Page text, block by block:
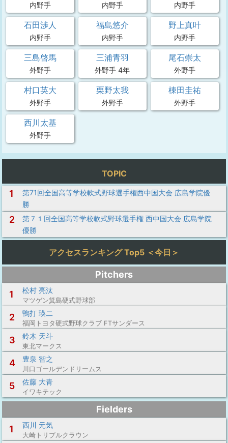
内野手 内野手 内野手
石田渉人
内野手
福島悠介
内野手
野上真叶
内野手
三島啓馬
外野手
三浦青羽
外野手 4年
尾石崇太
外野手
村口英大
外野手
栗野太我
外野手
棟田圭祐
外野手
西川太基
外野手
TOPIC
1
第71回全国高等学校軟式野球選手権西中国大会 広島学院優
勝
2
第７１回全国高等学校軟式野球選手権 西中国大会 広島学院
優勝
アクセスランキング Top5 ＜今日＞
Pitchers
1
松村 亮汰
マツゲン箕島硬式野球部
2 鴨打 瑛二
福岡トヨタ硬式野球クラブ FTサンダース
3 鈴木 天斗
東北マークス
4 豊泉 智之
川口ゴールデンドリームス
5 佐藤 大青
イワキテック
Fielders
1
西川 元気
大崎トリプルクラウン